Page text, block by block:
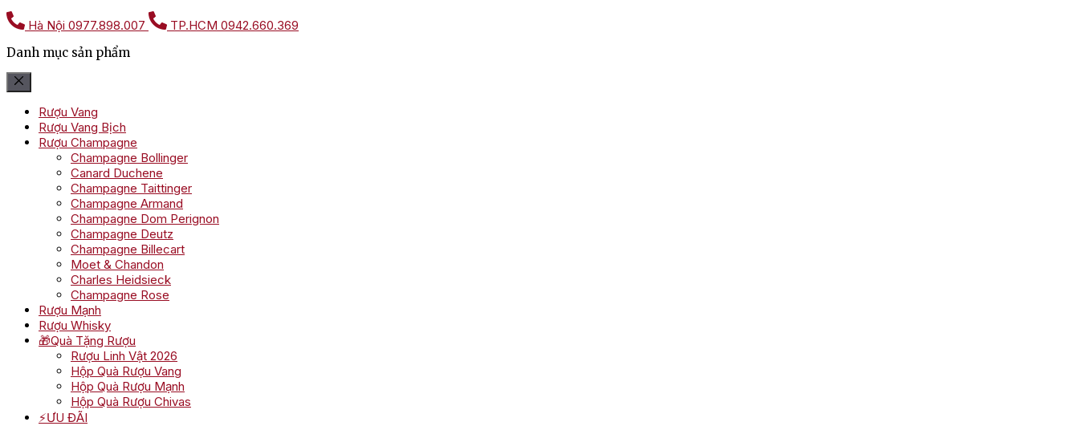
Hà Nội 0977.898.007 TP.HCM 0942.660.369
Danh mục sản phẩm
Rượu Vang
Rượu Vang Bịch
Rượu Champagne
Champagne Bollinger
Canard Duchene
Champagne Taittinger
Champagne Armand
Champagne Dom Perignon
Champagne Deutz
Champagne Billecart
Moet & Chandon
Charles Heidsieck
Champagne Rose
Rượu Mạnh
Rượu Whisky
🎁Quà Tặng Rượu
Rượu Linh Vật 2026
Hộp Quà Rượu Vang
Hộp Quà Rượu Mạnh
Hộp Quà Rượu Chivas
⚡ƯU ĐÃI